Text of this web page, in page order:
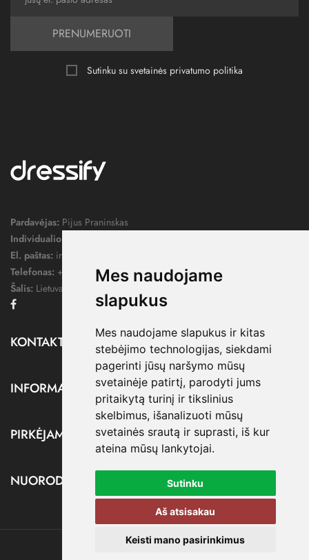
Mes naudojame
slapukus
Mes naudojame slapukus ir kitas
stebėjimo technologijas, siekdami
pagerinti jūsų naršymo mūsų
svetainėje patirtį, parodyti jums
pritaikytą turinį ir tikslinius
skelbimus, išanalizuoti mūsų
svetainės srautą ir suprasti, iš kur
ateina mūsų lankytojai.
Sutinku
Aš atsisakau
Keisti mano pasirinkimus
PRENUMERUOTI
Sutinku su svetainės privatumo politika
Pardavėjas: Pijus Praninskas
Individualios veiklos pažymos nr.:
El. paštas: info@dressify.lt
Telefonas: +370 676 78578
Šalis: Lietuva
KONTAKTAI
INFORMACIJA
PIRKĖJAMS
NUORODOS